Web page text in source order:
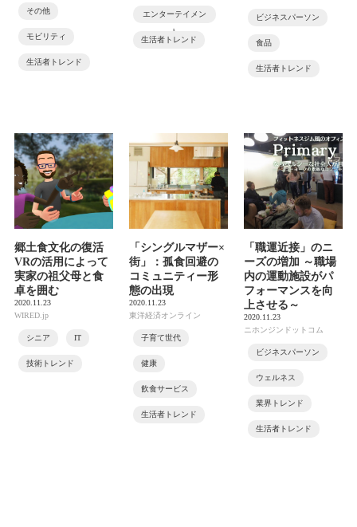
その他
モビリティ
生活者トレンド
エンターテイメン
ト
生活者トレンド
ビジネスパーソン
食品
生活者トレンド
郷土食文化の復活
VRの活用によって
実家の祖父母と食
卓を囲む
2020.11.23
WIRED.jp
シニア IT
技術トレンド
「シングルマザー×
街」：孤食回避の
コミュニティー形
態の出現
2020.11.23
東洋経済オンライン
子育て世代
健康
飲食サービス
生活者トレンド
「職運近接」のニ
ーズの増加 ～職場
内の運動施設がパ
フォーマンスを向
上させる～
2020.11.23
ニホンジンドットコム
ビジネスパーソン
ウェルネス
業界トレンド
生活者トレンド